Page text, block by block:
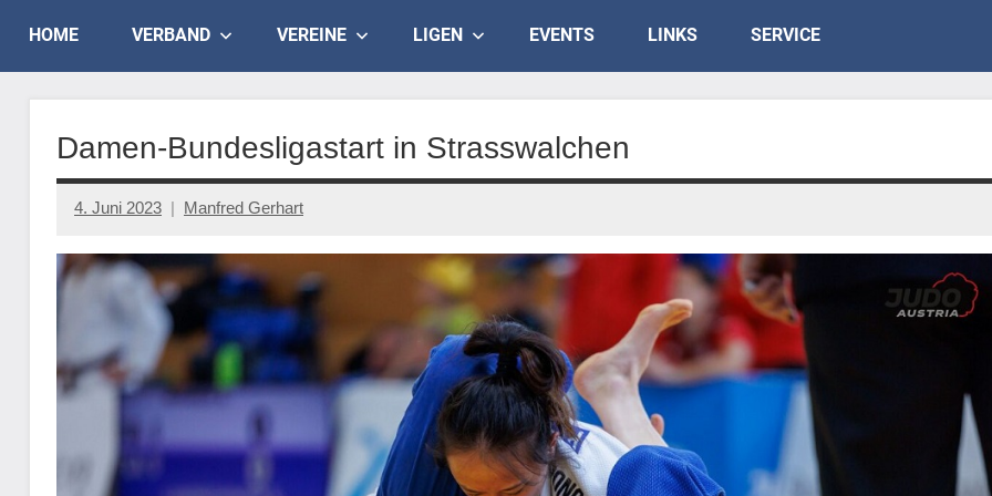
content
Judo
Landesverband
Salzburg
HOME VERBAND VEREINE LIGEN EVENTS LINKS SERVICE
Damen-Bundesligastart in Strasswalchen
4. Juni 2023 Manfred Gerhart